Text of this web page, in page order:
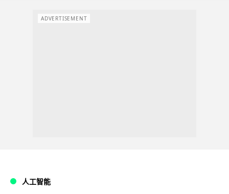
ADVERTISEMENT
人工智能